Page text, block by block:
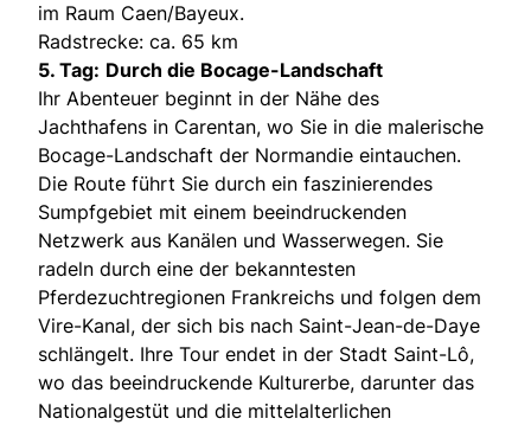
im Raum Caen/Bayeux.
Radstrecke: ca. 65 km
5. Tag: Durch die Bocage-Landschaft
Ihr Abenteuer beginnt in der Nähe des
Jachthafens in Carentan, wo Sie in die malerische
Bocage-Landschaft der Normandie eintauchen.
Die Route führt Sie durch ein faszinierendes
Sumpfgebiet mit einem beeindruckenden
Netzwerk aus Kanälen und Wasserwegen. Sie
radeln durch eine der bekanntesten
Pferdezuchtregionen Frankreichs und folgen dem
Vire-Kanal, der sich bis nach Saint-Jean-de-Daye
schlängelt. Ihre Tour endet in der Stadt Saint-Lô,
wo das beeindruckende Kulturerbe, darunter das
Nationalgestüt und die mittelalterlichen